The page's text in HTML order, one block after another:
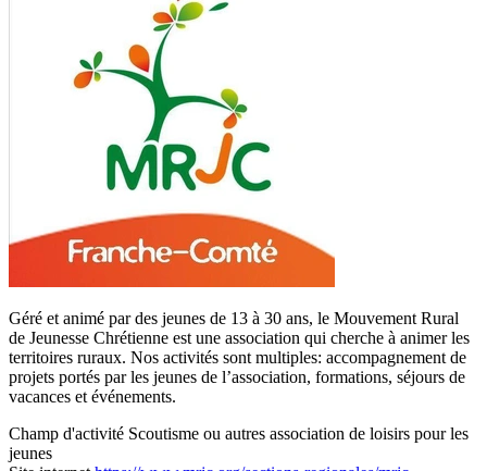
Géré et animé par des jeunes de 13 à 30 ans, le Mouvement Rural
de Jeunesse Chrétienne est une association qui cherche à animer les
territoires ruraux. Nos activités sont multiples: accompagnement de
projets portés par les jeunes de l’association, formations, séjours de
vacances et événements.
Champ d'activité Scoutisme ou autres association de loisirs pour les
jeunes